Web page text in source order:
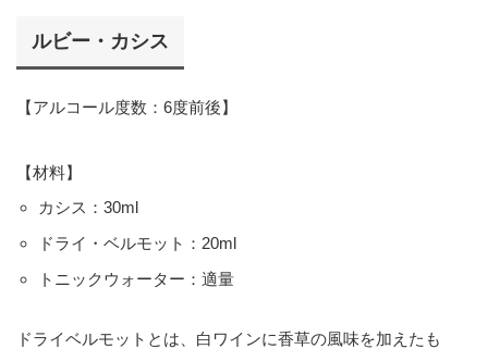
ルビー・カシス
【アルコール度数：6度前後】
【材料】
カシス：30ml
ドライ・ベルモット：20ml
トニックウォーター：適量
ドライベルモットとは、白ワインに香草の風味を加えたも